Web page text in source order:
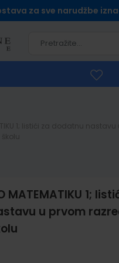
za sve narudžbe
MATEMATIKU 1;
u prvom